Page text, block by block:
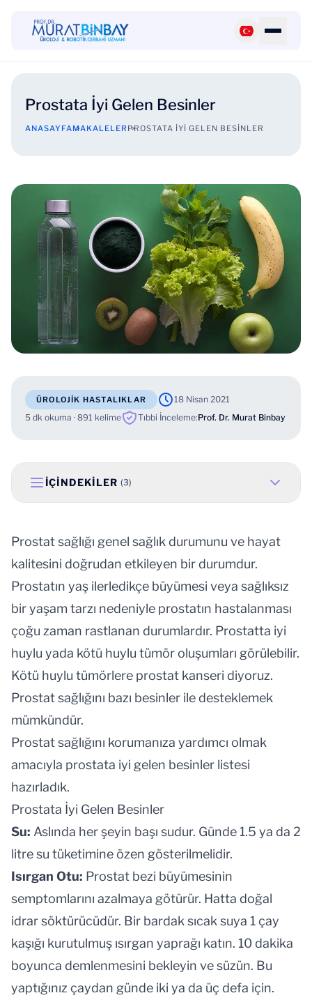
Prostata İyi Gelen Besinler
ANASAYFAMAKALELER PROSTATA İYI GELEN BESINLER
ÜROLOJIK HASTALIKLAR
18 Nisan 2021
5 dk okuma · 891 kelime
Tıbbi İnceleme:Prof. Dr. Murat Binbay
İÇINDEKILER (3)
Prostat sağlığı genel sağlık durumunu ve hayat
kalitesini doğrudan etkileyen bir durumdur.
Prostatın yaş ilerledikçe büyümesi veya sağlıksız
bir yaşam tarzı nedeniyle prostatın hastalanması
çoğu zaman rastlanan durumlardır. Prostatta iyi
huylu yada kötü huylu tümör oluşumları görülebilir.
Kötü huylu tümörlere prostat kanseri diyoruz.
Prostat sağlığını bazı besinler ile desteklemek
mümkündür.
Prostat sağlığını korumanıza yardımcı olmak
amacıyla prostata iyi gelen besinler listesi
hazırladık.
Prostata İyi Gelen Besinler
Su: Aslında her şeyin başı sudur. Günde 1.5 ya da 2
litre su tüketimine özen gösterilmelidir.
Isırgan Otu: Prostat bezi büyümesinin
semptomlarını azalmaya götürür. Hatta doğal
idrar söktürücüdür. Bir bardak sıcak suya 1 çay
kaşığı kurutulmuş ısırgan yaprağı katın. 10 dakika
boyunca demlenmesini bekleyin ve süzün. Bu
yaptığınız çaydan günde iki ya da üç defa için.